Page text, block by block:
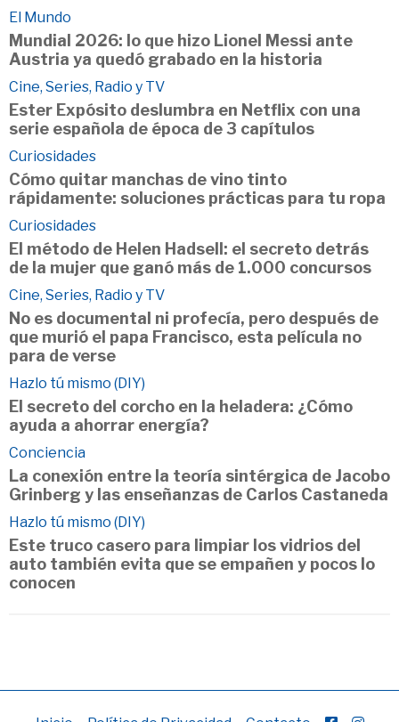
El Mundo
Mundial 2026: lo que hizo Lionel Messi ante
Austria ya quedó grabado en la historia
Cine, Series, Radio y TV
Ester Expósito deslumbra en Netflix con una
serie española de época de 3 capítulos
Curiosidades
Cómo quitar manchas de vino tinto
rápidamente: soluciones prácticas para tu ropa
Curiosidades
El método de Helen Hadsell: el secreto detrás
de la mujer que ganó más de 1.000 concursos
Cine, Series, Radio y TV
No es documental ni profecía, pero después de
que murió el papa Francisco, esta película no
para de verse
Hazlo tú mismo (DIY)
El secreto del corcho en la heladera: ¿Cómo
ayuda a ahorrar energía?
Conciencia
La conexión entre la teoría sintérgica de Jacobo
Grinberg y las enseñanzas de Carlos Castaneda
Hazlo tú mismo (DIY)
Este truco casero para limpiar los vidrios del
auto también evita que se empañen y pocos lo
conocen